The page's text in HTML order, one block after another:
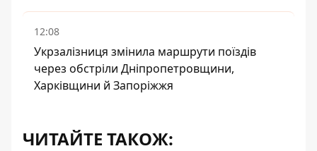
12:08
Укрзалізниця змінила маршрути поїздів
через обстріли Дніпропетровщини,
Харківщини й Запоріжжя
ЧИТАЙТЕ ТАКОЖ: